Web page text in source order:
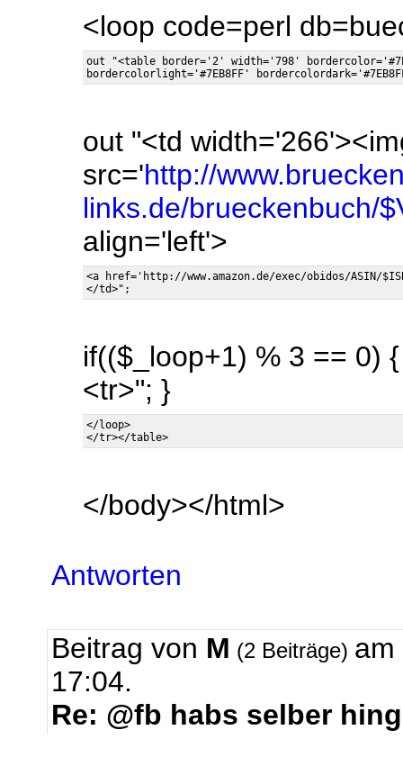
<loop code=perl
out "<table border='2' width='798'
out "<td
src='http://
links.de/brueckenbuch/
align='left'>
<a href='http://www.amazon.de/exec/obidos/ASIN/
if(($_loop+1) % 3 == 0)
<tr>"; }
</loop>
</body></html>
Antworten
Beitrag von M (2 Beiträge) am
17:04.
Re: @fb habs selber